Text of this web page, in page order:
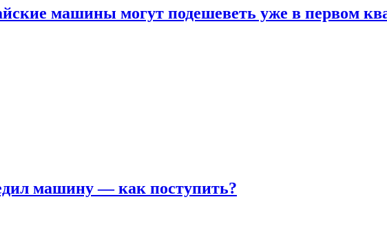
машины могут подешеветь уже в первом
машину — как поступить?